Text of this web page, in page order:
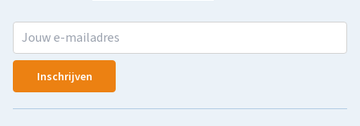
Inschrijven